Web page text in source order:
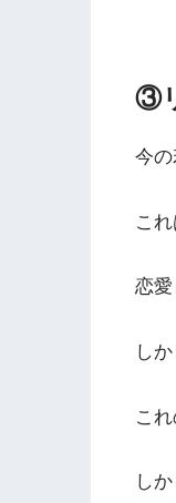
③
今
こ
恋
し
こ
し